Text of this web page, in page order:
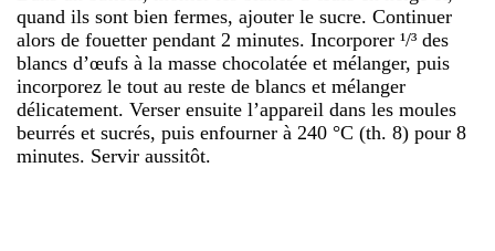
quand ils sont bien fermes, ajouter le sucre. Continuer
alors de fouetter pendant 2 minutes. Incorporer ¹/³ des
blancs d’œufs à la masse chocolatée et mélanger, puis
incorporez le tout au reste de blancs et mélanger
délicatement. Verser ensuite l’appareil dans les moules
beurrés et sucrés, puis enfourner à 240 °C (th. 8) pour 8
minutes. Servir aussitôt.